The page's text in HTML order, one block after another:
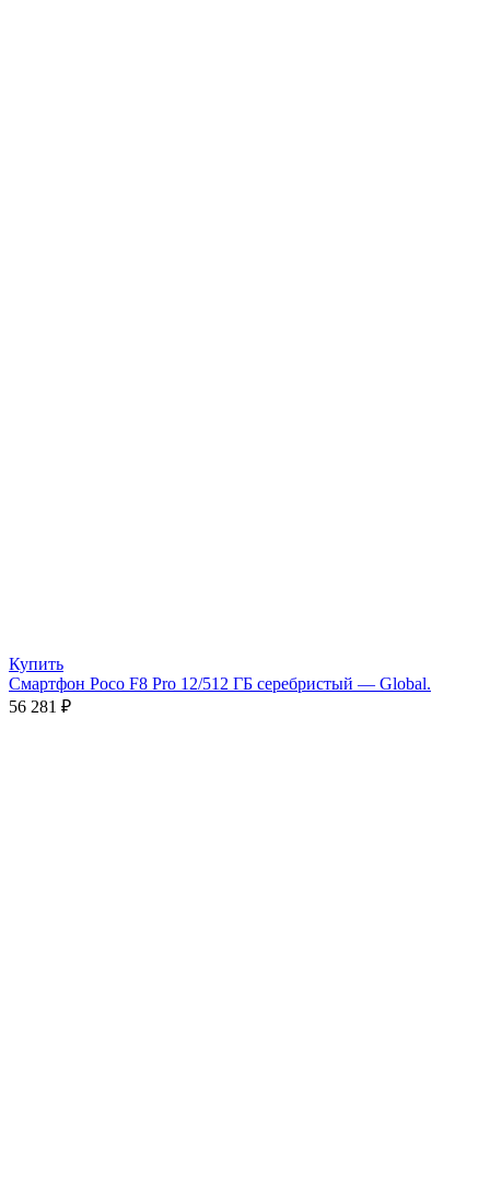
Купить
Смартфон Poco F8 Pro 12/512 ГБ серебристый — Global.
56 281 ₽